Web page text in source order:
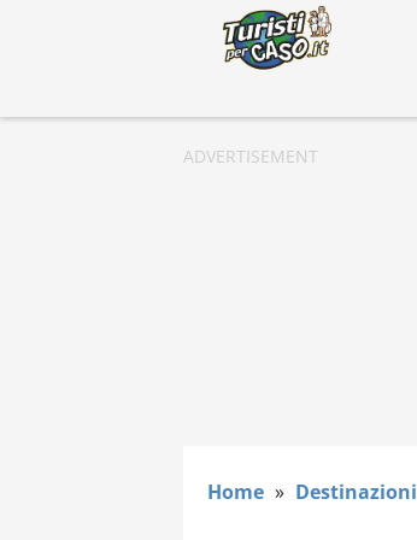
Home » Destinazioni